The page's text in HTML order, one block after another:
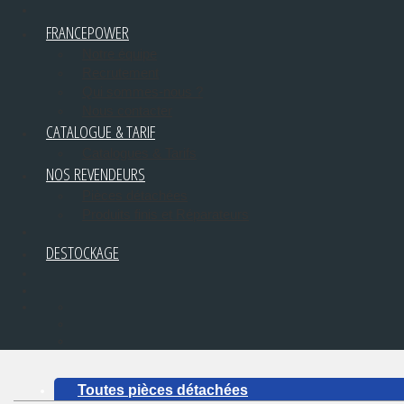
FRANCEPOWER
CATALOGUE & TARIF
NOS REVENDEURS
DESTOCKAGE
Toutes pièces détachées